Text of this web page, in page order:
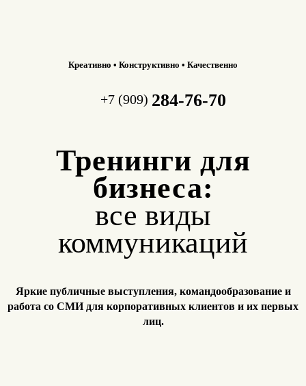
Креативно • Конструктивно • Качественно
+7 (909) 284-76-70
Тренинги для
бизнеса:
все виды
коммуникаций
Яркие публичные выступления, командообразование и
работа со СМИ для корпоративных клиентов и их первых
лиц.